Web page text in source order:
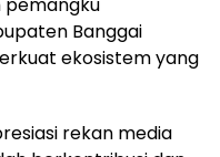
Banggai
ekosistem yang
rekan media